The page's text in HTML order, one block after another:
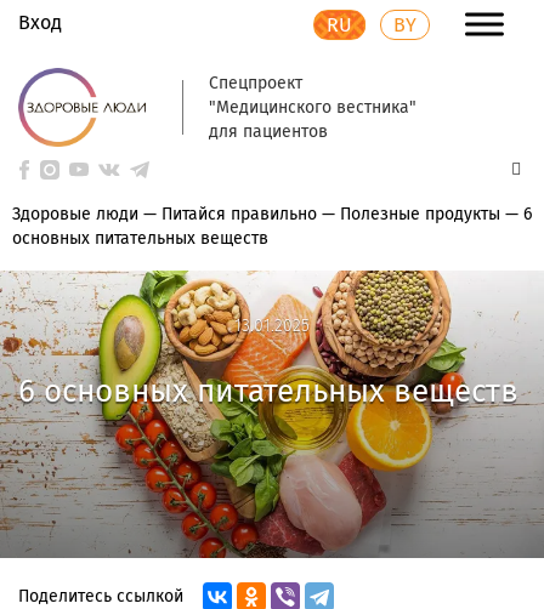
Вход RU BY
Спецпроект
"Медицинского вестника"
для пациентов
Здоровые люди — Питайся правильно — Полезные продукты — 6
основных питательных веществ
13.01.2025
13.01.2025
6 основных питательных веществ
Поделитесь ссылкой